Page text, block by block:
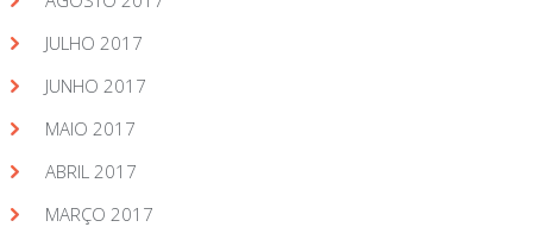
JULHO 2017
JUNHO 2017
MAIO 2017
ABRIL 2017
MARÇO 2017